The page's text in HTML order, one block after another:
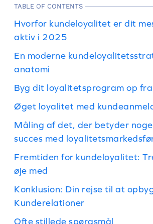
TABLE OF CONTENTS
Hvorfor kundeloyalitet er dit
aktiv i 2025
En moderne
anatomi
Byg dit loyalitetsprogram op
Øget loyalitet med
Måling af det, der betyder
succes med
Fremtiden for kundeloyalitet:
øje med
Konklusion: Din rejse til at
Kunderelationer
Ofte stillede spørgsmål